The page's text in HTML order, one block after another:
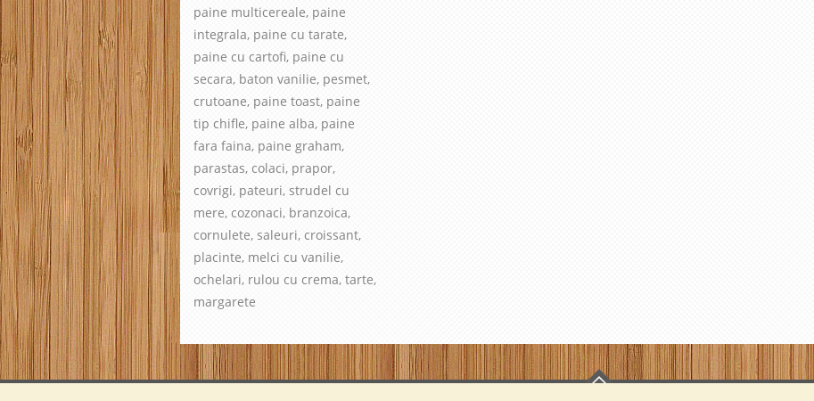
paine multicereale, paine
integrala, paine cu tarate,
paine cu cartofi, paine cu
secara, baton vanilie, pesmet,
crutoane, paine toast, paine
tip chifle, paine alba, paine
fara faina, paine graham,
parastas, colaci, prapor,
covrigi, pateuri, strudel cu
mere, cozonaci, branzoica,
cornulete, saleuri, croissant,
placinte, melci cu vanilie,
ochelari, rulou cu crema, tarte,
margarete